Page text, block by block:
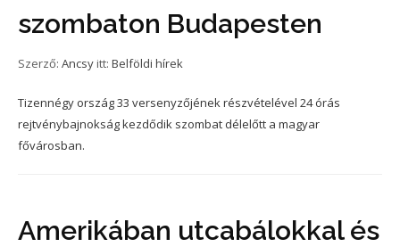
szombaton Budapesten
Szerző: Ancsy itt: Belföldi hírek
Tizennégy ország 33 versenyzőjének részvételével 24 órás
rejtvénybajnokság kezdődik szombat délelőtt a magyar
fővárosban.
Amerikában utcabálokkal és